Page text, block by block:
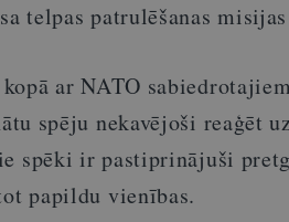
telpas patrulēšanas
ar NATO
spēju nekavējoši reaģēt
spēki ir pastiprinājuši
papildu vienības.